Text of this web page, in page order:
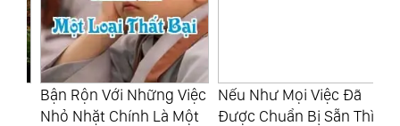
Bận Rộn Với Những Việc
Nhỏ Nhặt Chính Là Một
Nếu Như Mọi Việc Đã
Được Chuẩn Bị Sẵn Thì